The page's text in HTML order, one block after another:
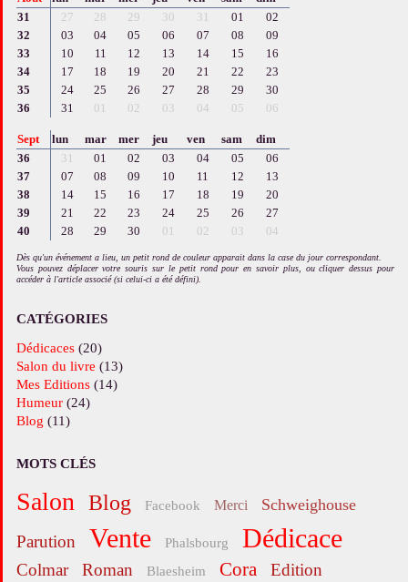
31
27 28 29 30 31 01
02
32
03 04 05 06 07 08
09
33
10 11 12 13 14 15
16
34
17 18 19 20 21 22
23
35
24 25 26 27 28 29
30
36
31 01 02 03 04 05 06
Sept lun mar mer jeu ven sam
dim
36
31 01 02 03 04 05
06
37
07 08 09 10 11 12
13
38
14 15 16 17 18 19
20
39
21 22 23 24 25 26
27
40
28 29 30 01 02 03 04
Dès qu'un événement a lieu, un petit rond de couleur apparait dans la case du jour correspondant.
Vous pouvez déplacer votre souris sur le petit rond pour en savoir plus, ou cliquer dessus pour
accéder à l'article associé (si celui-ci a été défini).
CATÉGORIES
Dédicaces(20)
Salon du livre (13)
Mes Editions(14)
Humeur(24)
Blog (11)
MOTS CLÉS
salon blog facebook merci Schweighouse
parution vente Phalsbourg Dédicace
Colmar roman Blaesheim Cora edition